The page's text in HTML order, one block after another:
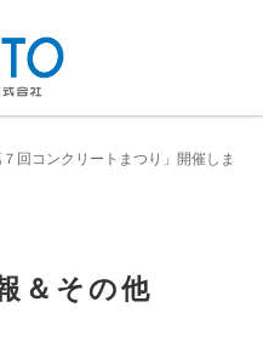
回コンクリートまつり」開催しま
＆その他